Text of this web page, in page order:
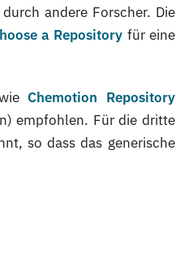
andere Forscher. Die
a Repository für eine
Chemotion Repository
empfohlen. Für die dritte
so dass das generische